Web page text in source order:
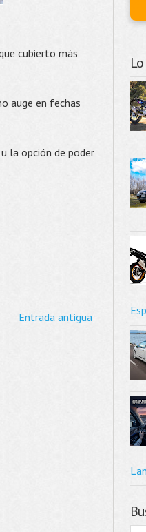
cubierto más
auge en fechas
la opción de poder
Entrada antigua